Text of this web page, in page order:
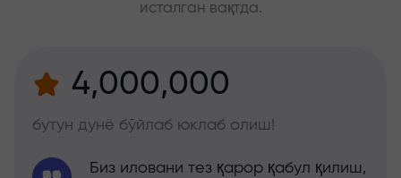
исталган вақтда.
4,000,000
бутун дунё бўйлаб юклаб олиш!
Биз иловани тез қарор қабул қилиш,